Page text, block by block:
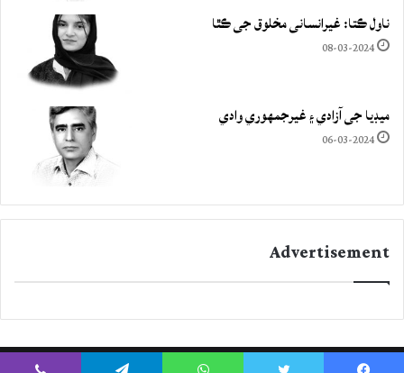
ناول ڪتا: غيرانساني مخلوق جي ڪٿا
08-03-2024
ميڊيا جي آزادي ۽ غيرجمھوري وادي
06-03-2024
Advertisement